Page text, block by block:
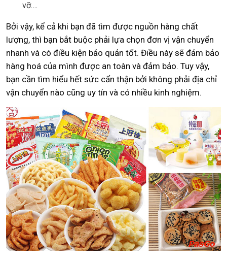
vỡ….
Bởi vậy, kể cả khi bạn đã tìm được nguồn hàng chất
lượng, thì bạn bắt buộc phải lựa chọn đơn vị vận chuyển
nhanh và có điều kiện bảo quản tốt. Điều này sẽ đảm bảo
hàng hoá của mình được an toàn và đảm bảo. Tuy vậy,
bạn cần tìm hiểu hết sức cẩn thận bởi không phải địa chỉ
vận chuyển nào cũng uy tín và có nhiều kinh nghiệm.